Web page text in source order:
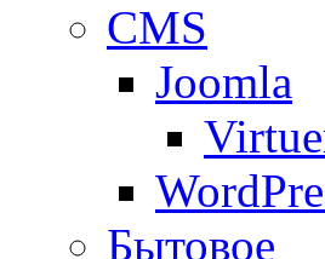
CMS
Joomla
Бытовое